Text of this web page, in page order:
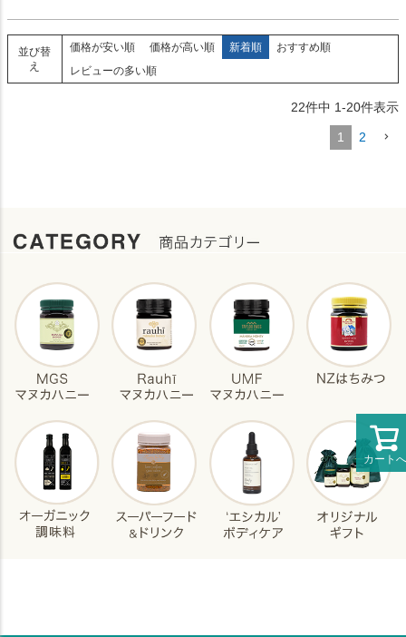
並び替
え
価格が安い順 価格が高い順 新着順
おすすめ順
レビューの多い順
22件中 1-20件表示
1 2
カートへ